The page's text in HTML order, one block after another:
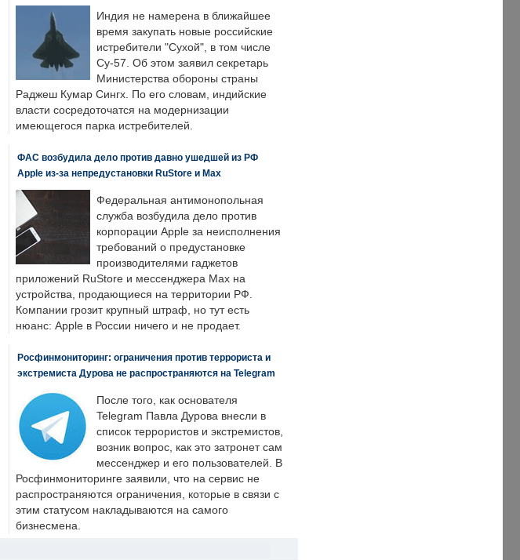
Индия не намерена в ближайшее
время закупать новые российские
истребители "Сухой", в том числе
Су-57. Об этом заявил секретарь
Министерства обороны страны
Раджеш Кумар Сингх. По его словам, индийские
власти сосредоточатся на модернизации
имеющегося парка истребителей.
ФАС возбудила дело против давно ушедшей из РФ
Apple из-за непредустановки RuStore и Max
Федеральная антимонопольная
служба возбудила дело против
корпорации Apple за неисполнения
требований о предустановке
производителями гаджетов
приложений RuStore и мессенджера Max на
устройства, продающиеся на территории РФ.
Компании грозит крупный штраф, но тут есть
нюанс: Apple в России ничего и не продает.
Росфинмониторинг: ограничения против террориста и
экстремиста Дурова не распространяются на Telegram
После того, как основателя
Telegram Павла Дурова внесли в
список террористов и экстремистов,
возник вопрос, как это затронет сам
мессенджер и его пользователей. В
Росфинмониторинге заявили, что на сервис не
распространяются ограничения, которые в связи с
этим статусом накладываются на самого
бизнесмена.